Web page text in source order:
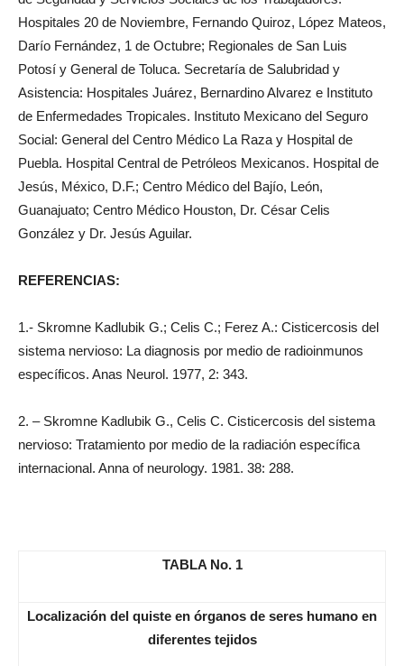
Hospitales 20 de Noviembre, Fernando Quiroz, López Mateos,
Darío Fernández, 1 de Octubre; Regionales de San Luis
Potosí y General de Toluca. Secretaría de Salubridad y
Asistencia: Hospitales Juárez, Bernardino Alvarez e Instituto
de Enfermedades Tropicales. Instituto Mexicano del Seguro
Social: General del Centro Médico La Raza y Hospital de
Puebla. Hospital Central de Petróleos Mexicanos. Hospital de
Jesús, México, D.F.; Centro Médico del Bajío, León,
Guanajuato; Centro Médico Houston, Dr. César Celis
González y Dr. Jesús Aguilar.
REFERENCIAS:
1.- Skromne Kadlubik G.; Celis C.; Ferez A.: Cisticercosis del
sistema nervioso: La diagnosis por medio de radioinmunos
específicos. Anas Neurol. 1977, 2: 343.
2. – Skromne Kadlubik G., Celis C. Cisticercosis del sistema
nervioso: Tratamiento por medio de la radiación específica
internacional. Anna of neurology. 1981. 38: 288.
TABLA No. 1
Localización del quiste en órganos de seres humano en
diferentes tejidos